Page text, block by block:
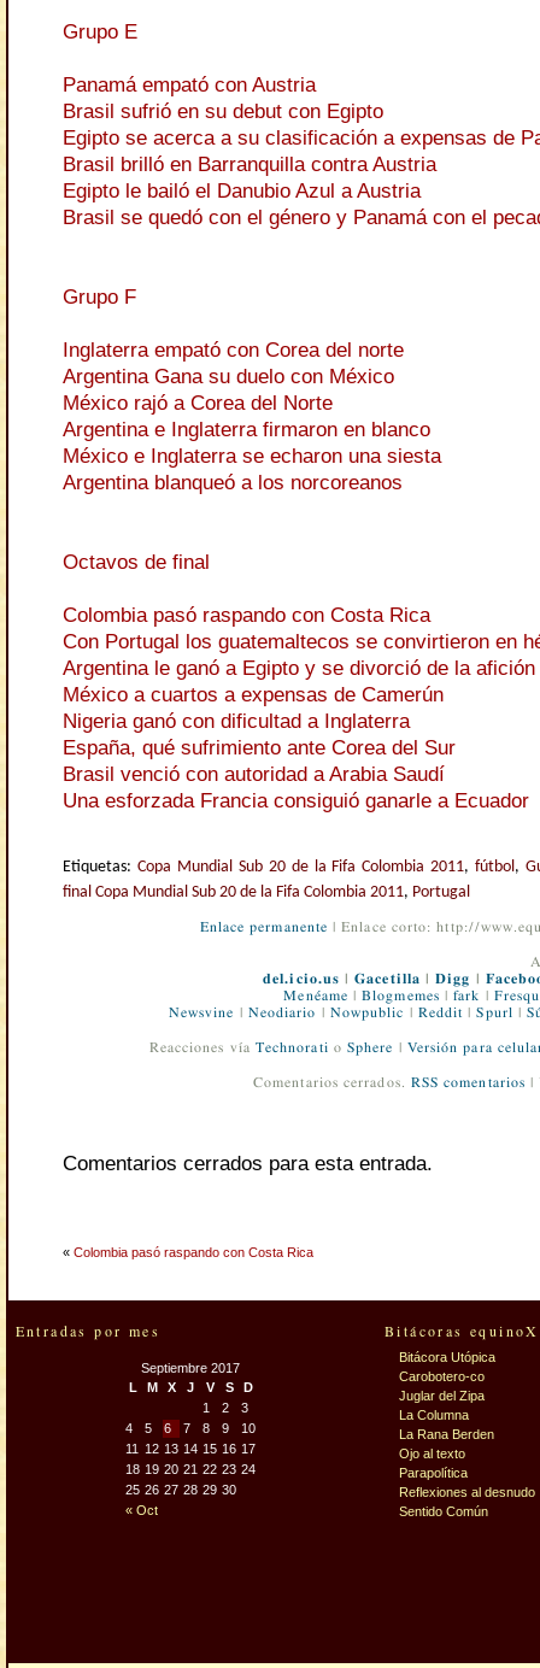
Grupo E
Panamá empató con Austria
Brasil sufrió en su debut con Egipto
Egipto se acerca a su clasificación a expensas de
Brasil brilló en Barranquilla contra Austria
Egipto le bailó el Danubio Azul a Austria
Brasil se quedó con el género y Panamá con el
Grupo F
Inglaterra empató con Corea del norte
Argentina Gana su duelo con México
México rajó a Corea del Norte
Argentina e Inglaterra firmaron en blanco
México e Inglaterra se echaron una siesta
Argentina blanqueó a los norcoreanos
Octavos de final
Colombia pasó raspando con Costa Rica
Con Portugal los guatemaltecos se convirtieron en
Argentina le ganó a Egipto y se divorció de la afición
México a cuartos a expensas de Camerún
Nigeria ganó con dificultad a Inglaterra
España, qué sufrimiento ante Corea del Sur
Brasil venció con autoridad a Arabia Saudí
Una esforzada Francia consiguió ganarle a Ecuador
Etiquetas: Copa Mundial Sub 20 de la Fifa Colombia 2011,fútbol,
final Copa Mundial Sub 20 de la Fifa Colombia 2011, Portugal
Enlace permanente | Enlace corto: http://
del.icio.us |Gacetilla |Digg
Menéame |Blogmemes |fark
Newsvine
Neodiario Nowpublic Reddit |Spurl |
Reacciones vía Technorati o Sphere Versión para
Comentarios cerrados. RSS comentarios |
Comentarios cerrados para esta entrada.
« Colombia pasó raspando con Costa Rica
Entradas por mes
Septiembre 2017
L
M X J V S D
« Oct
1 2
3
4
5 6 7 8 9
10
11
12 13 14 15 16 17
18 19 20 21 22 23 24
25 26 27 28 29 30
Bitácoras
Bitácora Utópica
Carobotero-co
Juglar del Zipa
La Columna
La Rana Berden
Ojo al texto
Parapolítica
Reflexiones al desnudo
Sentido Común